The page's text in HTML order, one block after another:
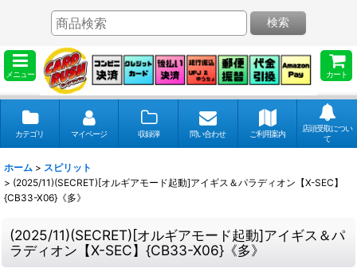
メニュー カート
検索
カテゴリ マイページ 収録弾 問い合わせ ご利用案内
店頭受取につい
て
ホーム > スピリット
> (2025/11)(SECRET)[オルギアモード起動]アイギス＆パラディオン【X-SEC】
{CB33-X06}《多》
(2025/11)(SECRET)[オルギアモード起動]アイギス＆パ
ラディオン【X-SEC】{CB33-X06}《多》